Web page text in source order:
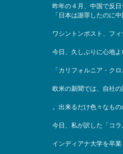
昨年の４月、中国で反
「日本は謝罪したのに
ワシントンポスト、フ
今日、久しぶりに心地
「カリフォルニア・ク
欧米の新聞では、自社
。出来るだけ色々なも
今日、私が訳した「コ
インディアナ大学を卒